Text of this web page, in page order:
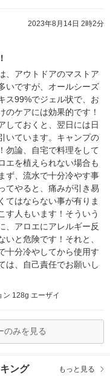
2023年8月14日 2時2分
、アウトドアのマストア
いですが、オールシーズ
ス99%でジェル状で、お
のケアには効果的です！
しておくと、翌日には日
いています。キャンプの
勿論、自宅で料理をして
エを植えられない場合も
ず、流水で十分冷やす事
てやると、痛みが引き易
てはならない事が有りま
す人もいます！そういう
、アロエにアレルギー反
と危険です！それと、
十分冷やしてから使用す
は、自己責任でお願いし
ン 128g エーザイ
のみを見る
ング もっと見る